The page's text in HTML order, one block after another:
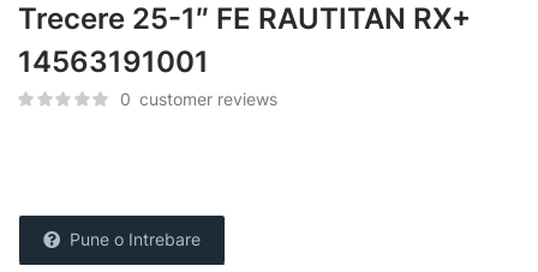
Trecere 25-1″ FE RAUTITAN RX+
14563191001
0 customer reviews
Pune o Intrebare